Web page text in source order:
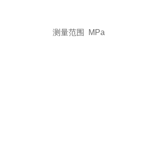
测量范围 MPa